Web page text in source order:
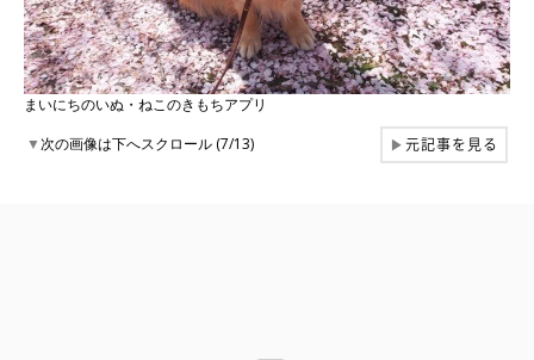
まいにちのいぬ・ねこのきもちアプリ
▼次の画像は下へスクロール (7/13) ▶元記事を見る